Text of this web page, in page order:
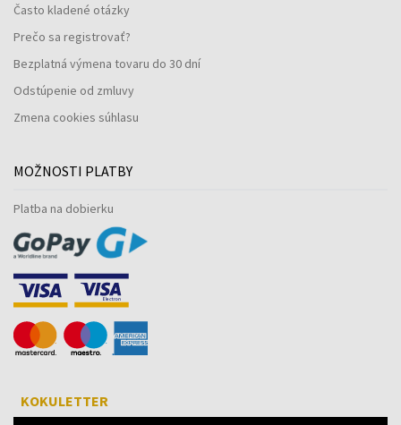
Často kladené otázky
Prečo sa registrovať?
Bezplatná výmena tovaru do 30 dní
Odstúpenie od zmluvy
Zmena cookies súhlasu
MOŽNOSTI PLATBY
Platba na dobierku
KOKULETTER